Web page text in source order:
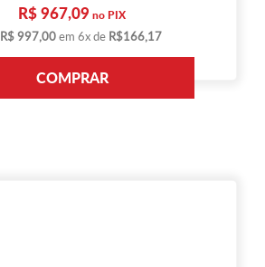
R$ 967,09 no PIX
R$ 997,00em 6x de R$166,17
COMPRAR